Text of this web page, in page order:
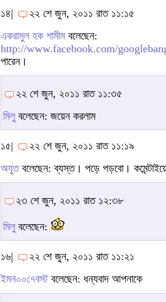
১৪|
২২ শে জুন, ২০১১ রাত ১১:১৫
একরামুল হক শামীমবলেছেন:
http://www.facebook.com/
পারেন।
২২ শে জুন, ২০১১ রাত ১১:৩৫
মিলু বলেছেন: জয়েন করলাম
১৫|
২২ শে জুন, ২০১১ রাত ১১:১৯
অযুতবলেছেন: ব্যস্ত। পড়ে পড়বো। কমেন্টাইয়ে
২৩ শে জুন, ২০১১ রাত ১২:৩৮
মিলু বলেছেন:
১৬|
২২ শে জুন, ২০১১ রাত ১১:২১
ইমন০০৭েবস্ট বলেছেন: ধন্যবাদ আপনাকে